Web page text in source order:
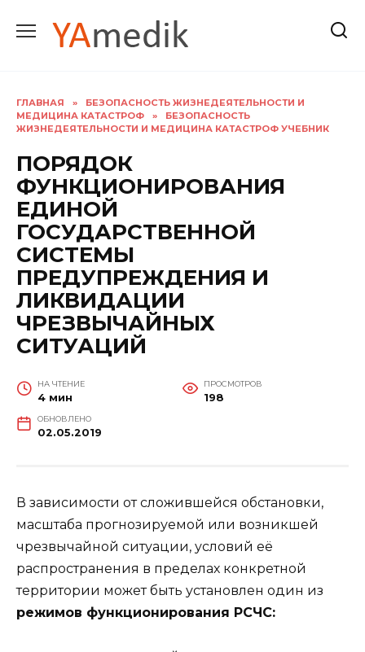
содержанию
ГЛАВНАЯ »
БЕЗОПАСНОСТЬ ЖИЗНЕДЕЯТЕЛЬНОСТИ И
МЕДИЦИНА КАТАСТРОФ
»
БЕЗОПАСНОСТЬ
ЖИЗНЕДЕЯТЕЛЬНОСТИ И МЕДИЦИНА КАТАСТРОФ УЧЕБНИК
ПОРЯДОК
ФУНКЦИОНИРОВАНИЯ
ЕДИНОЙ
ГОСУДАРСТВЕННОЙ
СИСТЕМЫ
ПРЕДУПРЕЖДЕНИЯ И
ЛИКВИДАЦИИ
ЧРЕЗВЫЧАЙНЫХ
СИТУАЦИЙ
НА ЧТЕНИЕ
4 мин
ПРОСМОТРОВ
198
ОБНОВЛЕНО
02.05.2019
В зависимости от сложившейся обстановки,
масштаба прогнозируемой или возникшей
чрезвычайной ситуации, условий её
распространения в пределах конкретной
территории может быть установлен один из
режимов функционирования РСЧС: